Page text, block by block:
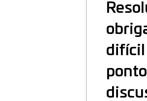
difícil